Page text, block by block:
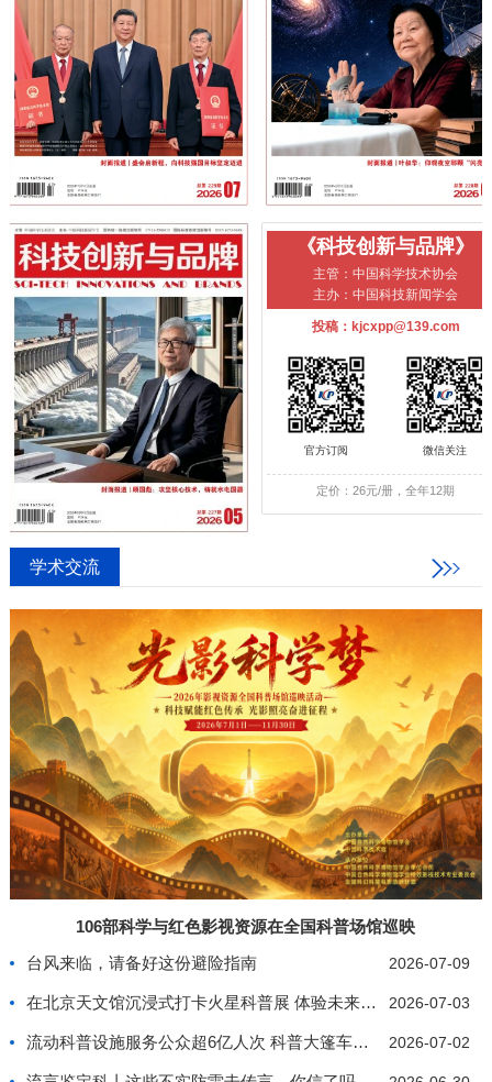
《科技创新与品牌》
主管：中国科学技术协会
主办：中国科技新闻学会
投稿：kjcxpp@139.com
官方订阅 微信关注
定价：26元/册，全年12期
学术交流
106部科学与红色影视资源在全国科普场馆巡映
台风来临，请备好这份避险指南
2026-07-09
在北京天文馆沉浸式打卡火星科普展 体验未来星际生 2026-07-03
流动科普设施服务公众超6亿人次 科普大篷车行驶里 2026-07-02